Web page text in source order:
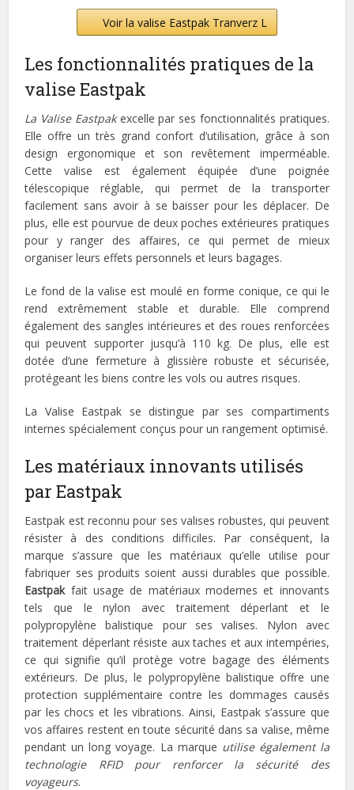
Voir la valise Eastpak Tranverz L
Les fonctionnalités pratiques de la
valise Eastpak
La Valise Eastpakexcelle par ses fonctionnalités pratiques.
Elle offre un très grand confort d’utilisation, grâce à son
design ergonomique et son revêtement imperméable.
Cette valise est également équipée d’une poignée
télescopique réglable, qui permet de la transporter
facilement sans avoir à se baisser pour les déplacer. De
plus, elle est pourvue de deux poches extérieures pratiques
pour y ranger des affaires, ce qui permet de mieux
organiser leurs effets personnels et leurs bagages.
Le fond de la valise est moulé en forme conique, ce qui le
rend extrêmement stable et durable. Elle comprend
également des sangles intérieures et des roues renforcées
qui peuvent supporter jusqu’à 110 kg. De plus, elle est
dotée d’une fermeture à glissière robuste et sécurisée,
protégeant les biens contre les vols ou autres risques.
La Valise Eastpak se distingue par ses compartiments
internes spécialement conçus pour un rangement optimisé.
Les matériaux innovants utilisés
par Eastpak
Eastpak est reconnu pour ses valises robustes, qui peuvent
résister à des conditions difficiles. Par conséquent, la
marque s’assure que les matériaux qu’elle utilise pour
fabriquer ses produits soient aussi durables que possible.
Eastpakfait usage de matériaux modernes et innovants
tels que le nylon avec traitement déperlant et le
polypropylène balistique pour ses valises. Nylon avec
traitement déperlant résiste aux taches et aux intempéries,
ce qui signifie qu’il protège votre bagage des éléments
extérieurs. De plus, le polypropylène balistique offre une
protection supplémentaire contre les dommages causés
par les chocs et les vibrations. Ainsi, Eastpak s’assure que
vos affaires restent en toute sécurité dans sa valise, même
pendant un long voyage. La marque utilise également la
technologie RFID pour renforcer la sécurité des
voyageurs.